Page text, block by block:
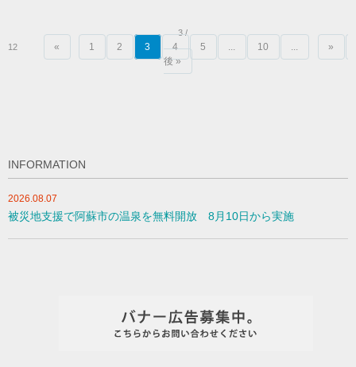
3 /
12
« 1 2 3 4 5 ... 10 ...
»
後 »
INFORMATION
2026.08.07
被災地支援で阿蘇市の温泉を無料開放 8月10日から実施